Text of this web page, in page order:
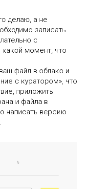
делаю, а не
записать
с
момент, что
файл в облако и
с куратором», что
приложить
и файла в
написать версию